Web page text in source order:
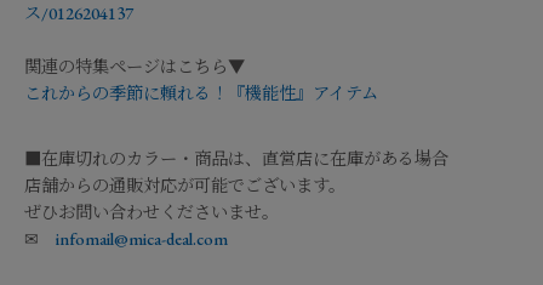
ス/0126204137
関連の特集ページはこちら▼
これからの季節に頼れる！『機能性』アイテム
■在庫切れのカラー・商品は、直営店に在庫がある場合
店舗からの通販対応が可能でございます。
ぜひお問い合わせくださいませ。
✉infomail@mica-deal.com